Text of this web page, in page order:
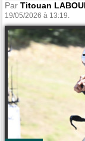
ParTitouan
19/05/2026 à 13:19.